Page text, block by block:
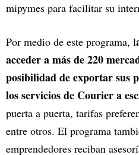
mipymes para facilitar su
Por medio de este programa, l
acceder a más de 220
posibilidad de exportar sus
los servicios de Courier a
puerta a puerta, tarifas
entre otros. El programa
emprendedores reciban